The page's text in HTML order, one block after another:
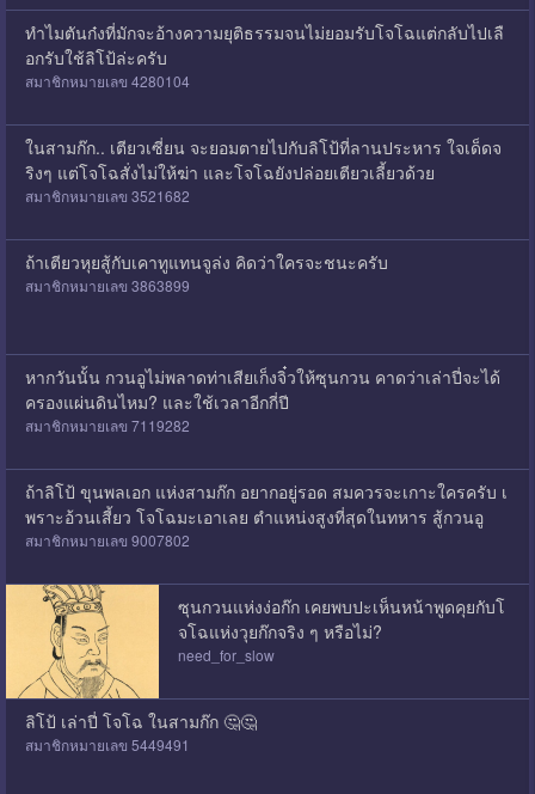
ทำไมตันก๋งที่มักจะอ้างความยุติธรรมจนไม่ยอมรับโจโฉแต่กลับไปเลื
อกรับใช้ลิโป้ล่ะครับ
สมาชิกหมายเลข 4280104
ในสามก๊ก.. เตียวเซี่ยน จะยอมตายไปกับลิโป้ที่ลานประหาร ใจเด็ดจ
ริงๆ แต่โจโฉสั่งไม่ให้ฆ่า และโจโฉยังปล่อยเตียวเลี้ยวด้วย
สมาชิกหมายเลข 3521682
ถ้าเตียวหุยสู้กับเคาทูแทนจูล่ง คิดว่าใครจะชนะครับ
สมาชิกหมายเลข 3863899
หากวันนั้น กวนอูไม่พลาดท่าเสียเก็งจิ๋วให้ซุนกวน คาดว่าเล่าปี่จะได้
ครองแผ่นดินไหม? และใช้เวลาอีกกี่ปี
สมาชิกหมายเลข 7119282
ถ้าลิโป้ ขุนพลเอก แห่งสามก๊ก อยากอยู่รอด สมควรจะเกาะใครครับ เ
พราะอ้วนเสี้ยว โจโฉมะเอาเลย ตำแหน่งสูงที่สุดในทหาร สู้กวนอู
สมาชิกหมายเลข 9007802
ซุนกวนแห่งง่อก๊ก เคยพบปะเห็นหน้าพูดคุยกับโ
จโฉแห่งวุยก๊กจริง ๆ หรือไม่?
need_for_slow
ลิโป้ เล่าปี่ โจโฉ ในสามก๊ก 🤔🤔
สมาชิกหมายเลข 5449491